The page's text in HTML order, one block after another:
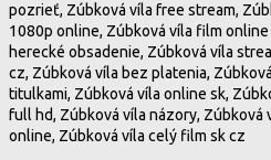
pozrieť, Zúbková víla free stream,
1080p online, Zúbková víla film
herecké obsadenie, Zúbková víla
cz, Zúbková víla bez platenia,
titulkami, Zúbková víla online sk,
full hd, Zúbková víla názory, Zúbková
online, Zúbková víla celý film sk cz